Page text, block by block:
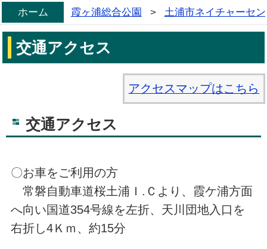
ホーム 霞ヶ浦総合公園 > 土浦市ネイチャーセ
交通アクセス
アクセスマップはこちら
交通アクセス
〇お車をご利用の方
常磐自動車道桜土浦Ｉ.Ｃより、霞ケ浦方面
へ向い国道354号線を左折、天川団地入口を
右折し4Ｋｍ、約15分